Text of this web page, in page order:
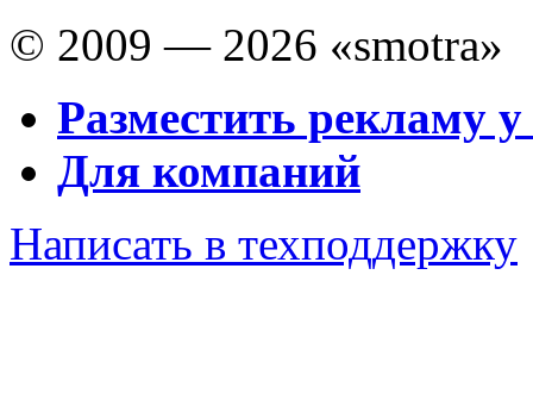
© 2009 — 2026 «smotra»
Разместить рекламу у
Для компаний
Написать в техподдержку